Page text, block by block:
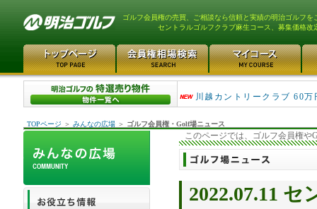
ゴルフ会員権の売買、ご相談なら信頼と実績の明治ゴルフを
セントラルゴルフクラブ麻生コース、募集価格改
津久井湖ゴルフ倶楽部 80万
川越カントリークラブ 60万
TOPページ ＞ みんなの広場 ＞ ゴルフ会員権・Golf場ニュース
このページでは、ゴルフ会員権や
2022.07.11